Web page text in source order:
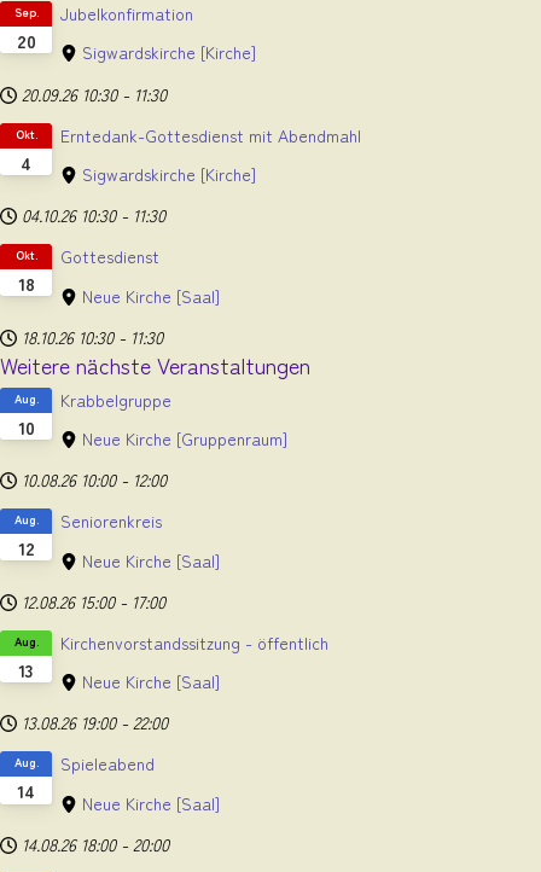
20
Sep.
Jubelkonfirmation
Sigwardskirche [Kirche]
20.09.26 10:30 - 11:30
4
Okt.
Erntedank-Gottesdienst mit Abendmahl
Sigwardskirche [Kirche]
04.10.26 10:30 - 11:30
18
Okt.
Gottesdienst
Neue Kirche [Saal]
18.10.26 10:30 - 11:30
Weitere nächste Veranstaltungen
10
Aug.
Krabbelgruppe
Neue Kirche [Gruppenraum]
10.08.26 10:00 - 12:00
12
Aug.
Seniorenkreis
Neue Kirche [Saal]
12.08.26 15:00 - 17:00
13
Aug.
Kirchenvorstandssitzung - öffentlich
Neue Kirche [Saal]
13.08.26 19:00 - 22:00
14
Aug.
Spieleabend
Neue Kirche [Saal]
14.08.26 18:00 - 20:00